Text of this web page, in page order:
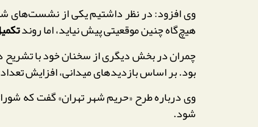
وی افزود: در نظر داشتیم یکی از نشست‌های
هیچ‌گاه چنین موقعیتی پیش نیاید، اما روند
چمران در بخش دیگری از سخنان خود با
بود. بر اساس بازدیدهای میدانی، افزایش
وی درباره طرح «حریم شهر تهران» گفت که
شود.